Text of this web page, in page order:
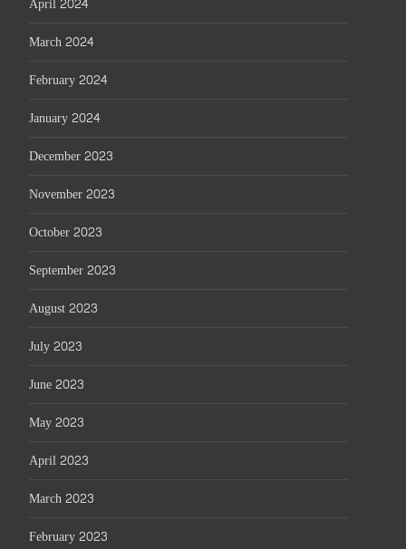
March 2024
February 2024
January 2024
December 2023
November 2023
October 2023
September 2023
August 2023
July 2023
June 2023
May 2023
April 2023
March 2023
February 2023